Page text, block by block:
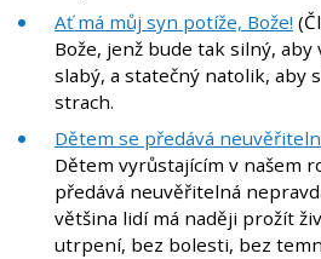
Ať má můj syn potíže, Bože!
Bože, jenž bude tak silný, aby
slabý, a statečný natolik, aby
strach.
Dětem se předává
Dětem vyrůstajícím v našem
předává neuvěřitelná
většina lidí má naději prožít
utrpení, bez bolesti, bez